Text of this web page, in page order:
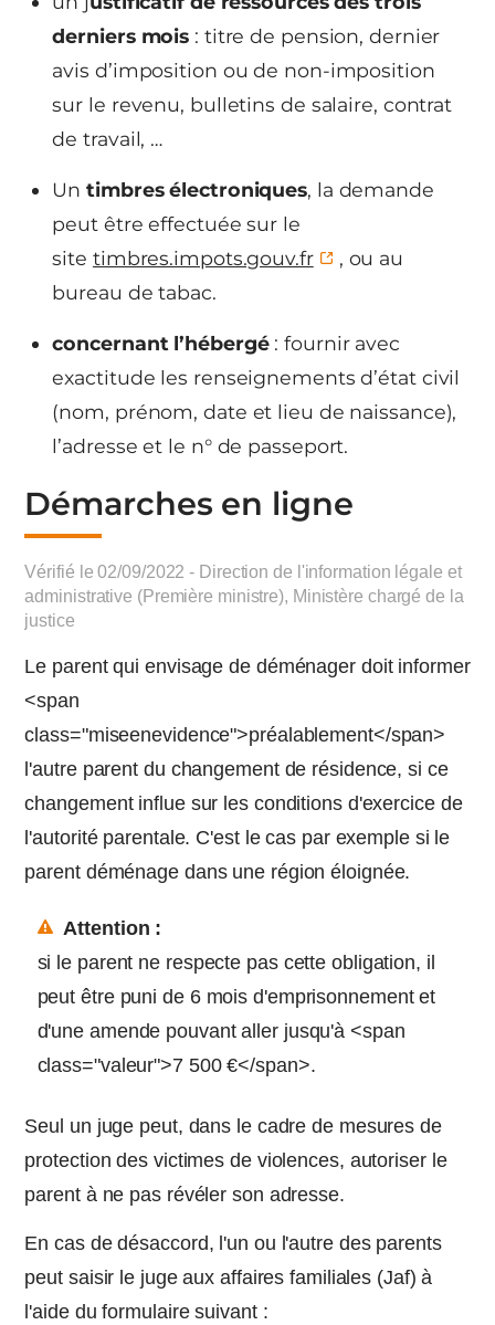
derniers mois : titre de pension, dernier
avis d’imposition ou de non-imposition
sur le revenu, bulletins de salaire, contrat
de travail, …
Untimbres électroniques, la demande
peut être effectuée sur le
site timbres.impots.gouv.fr
, ou au
bureau de tabac.
concernant l’hébergé : fournir avec
exactitude les renseignements d’état civil
(nom, prénom, date et lieu de naissance),
l’adresse et le n° de passeport.
Démarches en ligne
Vérifié le 02/09/2022 - Direction de l'information légale et
administrative (Première ministre), Ministère chargé de la
justice
Le parent qui envisage de déménager doit informer
<span
class="miseenevidence">préalablement</span>
l'autre parent du changement de résidence, si ce
changement influe sur les conditions d'exercice de
l'autorité parentale. C'est le cas par exemple si le
parent déménage dans une région éloignée.
Attention :
si le parent ne respecte pas cette obligation, il
peut être puni de 6 mois d'emprisonnement et
d'une amende pouvant aller jusqu'à <span
class="valeur">7 500 €</span>.
Seul un juge peut, dans le cadre de mesures de
protection des victimes de violences, autoriser le
parent à ne pas révéler son adresse.
En cas de désaccord, l'un ou l'autre des parents
peut saisir le juge aux affaires familiales (Jaf) à
l'aide du formulaire suivant :